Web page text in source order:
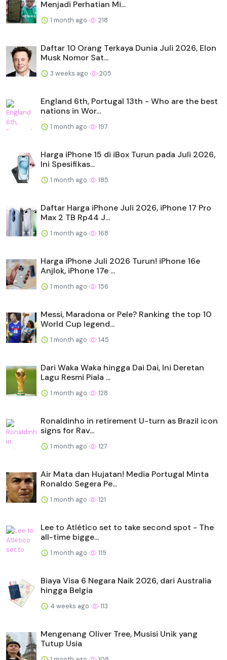
Menjadi Perhatian Mi...
1 month ago 218
Daftar 10 Orang Terkaya Dunia Juli 2026, Elon
Musk Nomor Sat...
3 weeks ago 205
England 6th, Portugal 13th - Who are the best
nations in Wor...
1 month ago 197
Harga iPhone 15 di iBox Turun pada Juli 2026,
Ini Spesifikas...
1 month ago 185
Daftar Harga iPhone Juli 2026, iPhone 17 Pro
Max 2 TB Rp44 J...
1 month ago 168
Harga iPhone Juli 2026 Turun! iPhone 16e
Anjlok, iPhone 17e ...
1 month ago 156
Messi, Maradona or Pele? Ranking the top 10
World Cup legend...
1 month ago 145
Dari Waka Waka hingga Dai Dai, Ini Deretan
Lagu Resmi Piala ...
1 month ago 128
Ronaldinho in retirement U-turn as Brazil icon
signs for Rav...
1 month ago 127
Air Mata dan Hujatan! Media Portugal Minta
Ronaldo Segera Pe...
1 month ago 121
Lee to Atlético set to take second spot - The
all-time bigge...
1 month ago 119
Biaya Visa 6 Negara Naik 2026, dari Australia
hingga Belgia
4 weeks ago 113
Mengenang Oliver Tree, Musisi Unik yang
Tutup Usia